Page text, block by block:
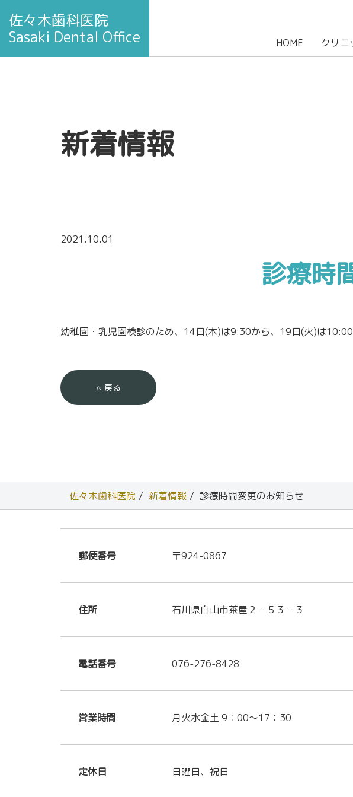
佐々木歯科医院
Sasaki Dental Office
HOME クリニ
新着情報
2021.10.01
診療時
幼稚園・乳児園検診のため、14日(木)は9:30から、19日(火)は10:00
« 戻る
佐々木歯科医院 新着情報 診療時間変更のお知らせ
郵便番号 〒924-0867
住所 石川県白山市茶屋２－５３－３
電話番号 076-276-8428
営業時間 月火水金土 9：00～17：30
定休日 日曜日、祝日